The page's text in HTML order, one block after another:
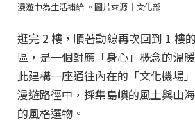
漫遊中為生活補給 。圖片來源｜文化部
逛完 2 樓，順著動線再次回到 1 樓
區，是一個對應「身心」概念的溫
此建構一座通往內在的「文化機場
漫遊路徑中，採集島嶼的風土與山
的風格選物。